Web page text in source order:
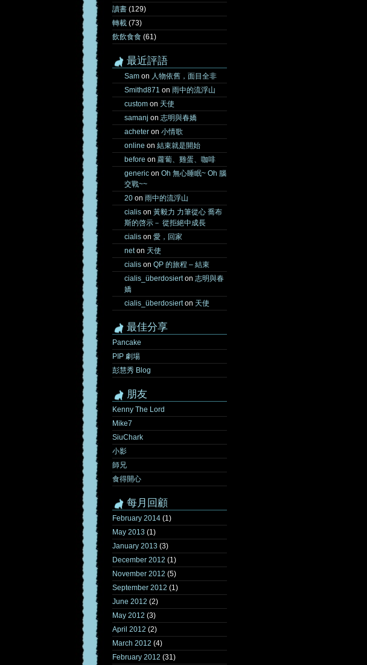
讀書 (129)
轉載 (73)
飲飲食食 (61)
最近評語
Sam on 人物依舊，面目全非
Smithd871 on 雨中的流浮山
custom on 天使
samanj on 志明與春嬌
acheter on 小情歌
online on 結束就是開始
before on 蘿蔔、雞蛋、咖啡
generic on Oh 無心睡眠~ Oh 腦
交戰~~
20 on 雨中的流浮山
cialis on 黃毅力 力筆從心 喬布
斯的啓示－ 從拒絕中成長
cialis on 愛，回家
neton 天使
cialis on QP 的旅程 – 結束
cialis_überdosierton 志明與春
嬌
cialis_überdosierton 天使
最佳分享
Pancake
PIP 劇場
彭慧秀 Blog
朋友
Kenny The Lord
Mike7
SiuChark
小影
師兄
食得開心
每月回顧
February 2014 (1)
May 2013 (1)
January 2013 (3)
December 2012 (1)
November 2012 (5)
September 2012 (1)
June 2012 (2)
May 2012 (3)
April 2012 (2)
March 2012 (4)
February 2012 (31)